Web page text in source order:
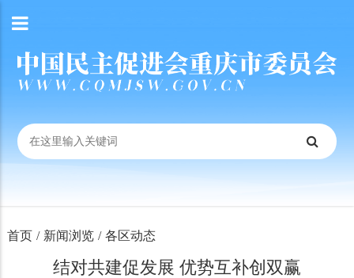
首页 / 新闻浏览 / 各区动态
结对共建促发展 优势互补创双赢